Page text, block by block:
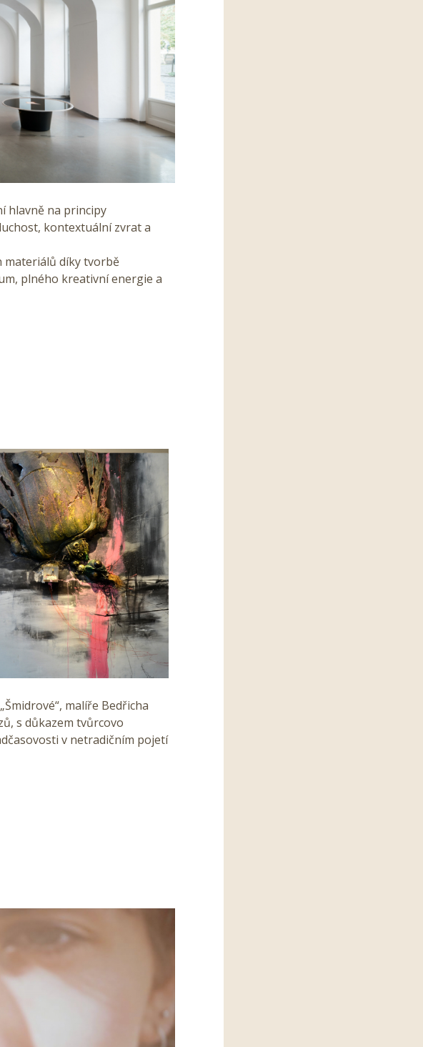
hlavně na principy
kontextuální zvrat a
materiálů díky tvorbě
plného kreativní energie a
malíře Bedřicha
s důkazem tvůrcovo
v netradičním pojetí